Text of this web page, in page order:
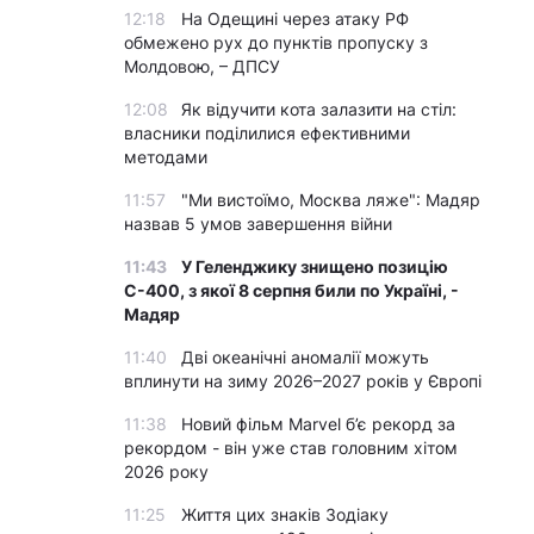
12:18
На Одещині через атаку РФ
обмежено рух до пунктів пропуску з
Молдовою, – ДПСУ
12:08
Як відучити кота залазити на стіл:
власники поділилися ефективними
методами
11:57
"Ми вистоїмо, Москва ляже": Мадяр
назвав 5 умов завершення війни
11:43
У Геленджику знищено позицію
С-400, з якої 8 серпня били по Україні, -
Мадяр
11:40
Дві океанічні аномалії можуть
вплинути на зиму 2026–2027 років у Європі
11:38
Новий фільм Marvel б’є рекорд за
рекордом - він уже став головним хітом
2026 року
11:25
Життя цих знаків Зодіаку